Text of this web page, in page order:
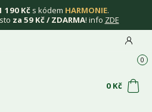
190 Kč s kódem HARMONIE.
za 59 Kč / ZDARMA! info ZDE
0
0 Kč